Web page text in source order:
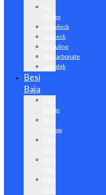
Green
Holodeck
Invideck
Onduline
Policarbonate
Spandek
Besi
Baja
Beton
Hollow